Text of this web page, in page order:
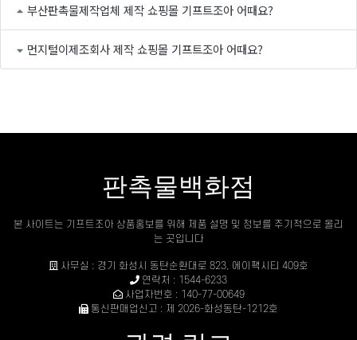
부산판촉물제작업체 제작 쇼핑몰 기프트조아 어때요?
먼지털이제조회사 제작 쇼핑몰 기프트조아 어때요?
판촉물백화점
본 사이트는 기프트조아 상품홍보를 위해 제품 설명 및 정보를 주기적으로 올리
는 곳입니다
사무실 : 경기 화성시 동탄순환대로 823, 에이팩시티 409호
연락처 : 1544-6233
사업자번호 : 140-77-00649
통신판매업신고 : 제 2026-화성동탄-1212호